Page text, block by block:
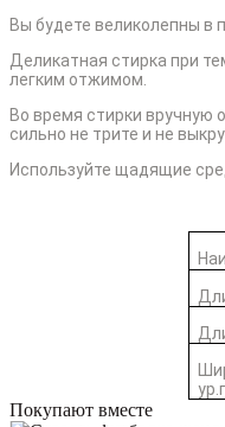
Вы будете великолепны в
Деликатная стирка при
легким отжимом.
Во время стирки вручную
сильно не трите и не
Используйте щадящие
Покупают вместе